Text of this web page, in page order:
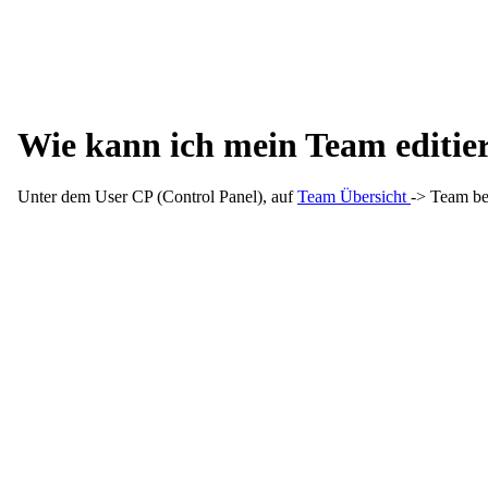
Wie kann ich mein Team
Unter dem User CP (Control Panel), aufTeam Übersicht -> Team